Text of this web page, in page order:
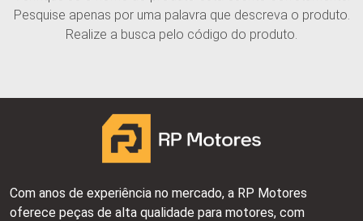
Pesquise apenas por uma palavra que descreva o produto.
Realize a busca pelo código do produto.
Com anos de experiência no mercado, a RP Motores
oferece peças de alta qualidade para motores, com